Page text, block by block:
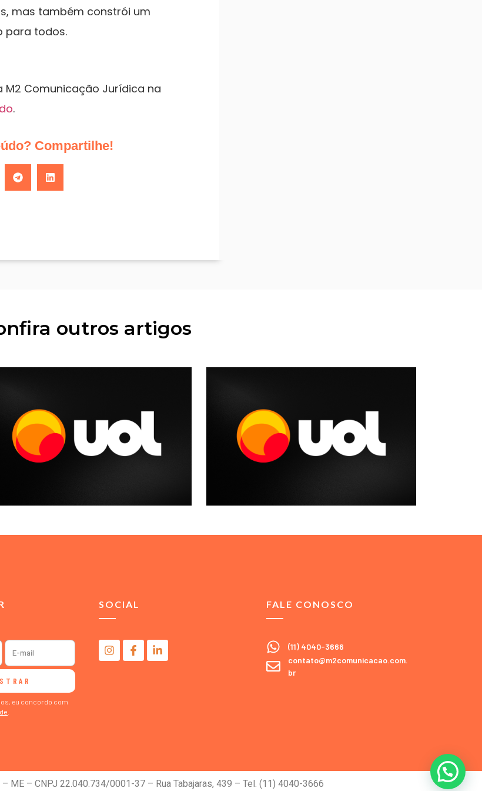
mas também constrói um
para todos.
M2 Comunicação Jurídica na
.
Compartilhe!
outros artigos
eu concordo com
SOCIAL FALE CONOSCO
(11) 4040-3666
contato@m2comunicacao.com.
br
– ME – CNPJ 22.040.734/0001-37 – Rua Tabajaras, 439 – Tel. (11) 4040-3666